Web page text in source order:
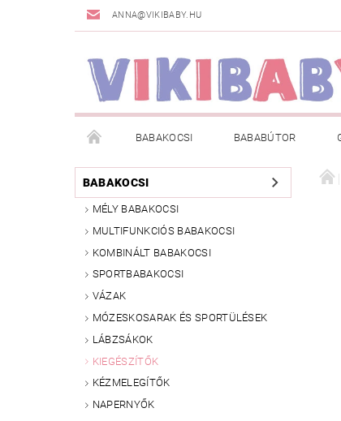
ANNA@VIKIBABY.HU
BABAKOCSI BABABÚTOR
DOGSPACE AKCIÓS
TÖRZSVÁSÁRLÓI PROGRAM
BABAKOCSI
MÉLY BABAKOCSI
MULTIFUNKCIÓS BABAKOCSI
KOMBINÁLT BABAKOCSI
SPORTBABAKOCSI
VÁZAK
MÓZESKOSARAK ÉS SPORTÜLÉSEK
LÁBZSÁKOK
KIEGÉSZÍTŐK
KÉZMELEGÍTŐK
NAPERNYŐK